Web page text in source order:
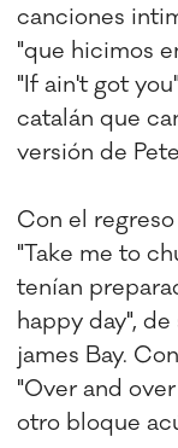
canciones
"que hicimos
"If ain't got
catalán que
versión de
Con el
"Take me to
tenían
happy day",
james Bay.
"Over and
otro bloque